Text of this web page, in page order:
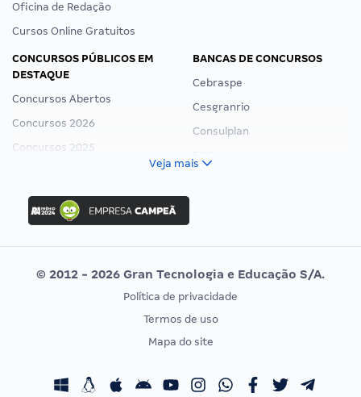
Oficina de Redação
Cursos Online Gratuitos
CONCURSOS PÚBLICOS EM
DESTAQUE
Concursos Abertos
Concursos 2026
Concursos 2025
Concurso Ibama
Concurso MPU
Editais publicados
BANCAS DE CONCURSOS
Cebraspe
Cesgranrio
Consulplan
Vunesp
CONCURSOS POR PROFISSÃO
Concursos Fiscais
EXAME DE ORDEM
Calendário OAB
Veja mais
© 2012 - 2026 Gran Tecnologia e Educação S/A.
Política de privacidade
Termos de uso
Mapa do site